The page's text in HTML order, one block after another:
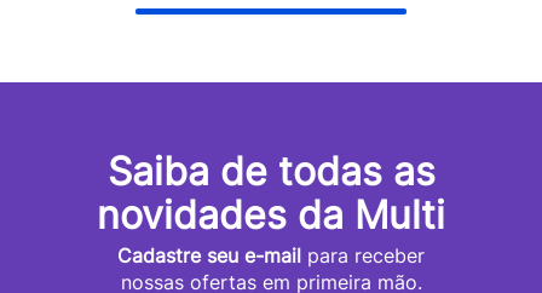
Saiba de todas as
novidades da Multi
Cadastre seu e-mail para receber
nossas ofertas em primeira mão.